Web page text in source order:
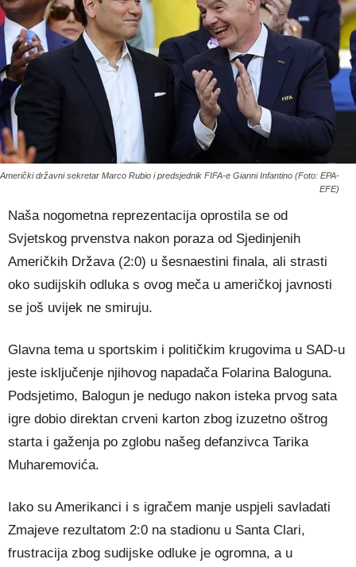
Američki državni sekretar Marco Rubio i predsjednik FIFA-e Gianni Infantino (Foto: EPA-
EFE)
Naša nogometna reprezentacija oprostila se od
Svjetskog prvenstva nakon poraza od Sjedinjenih
Američkih Država (2:0) u šesnaestini finala, ali strasti
oko sudijskih odluka s ovog meča u američkoj javnosti
se još uvijek ne smiruju.
Glavna tema u sportskim i političkim krugovima u SAD-u
jeste isključenje njihovog napadača Folarina Baloguna.
Podsjetimo, Balogun je nedugo nakon isteka prvog sata
igre dobio direktan crveni karton zbog izuzetno oštrog
starta i gaženja po zglobu našeg defanzivca Tarika
Muharemovića.
Iako su Amerikanci i s igračem manje uspjeli savladati
Zmajeve rezultatom 2:0 na stadionu u Santa Clari,
frustracija zbog sudijske odluke je ogromna, a u